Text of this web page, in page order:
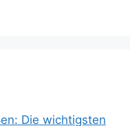
Die wichtigsten